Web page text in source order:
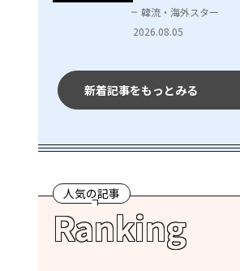
韓流・海外スター
2026.08.05
新着記事をもっとみる
人気の記事
Ranking